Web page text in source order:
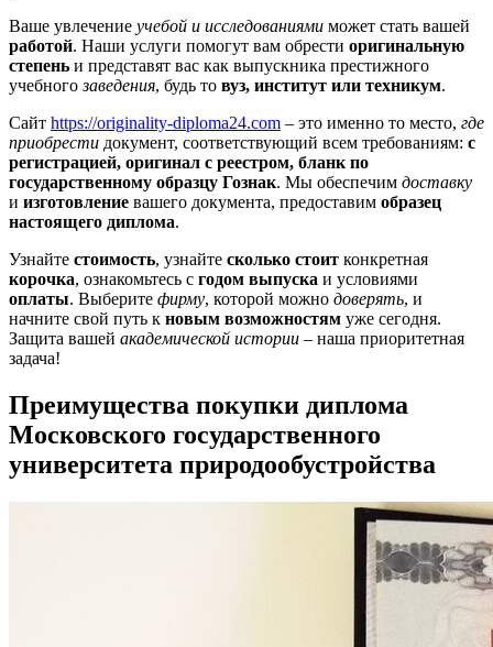
Ваше увлечение учебой и исследованиями может стать вашей
работой. Наши услуги помогут вам обрести оригинальную
степень и представят вас как выпускника престижного
учебногозаведения, будь то вуз, институт или техникум.
Сайт https://originality-diploma24.com – это именно то место, где
приобрести документ, соответствующий всем требованиям: с
регистрацией, оригинал с реестром, бланк по
государственному образцу Гознак. Мы обеспечим доставку
и изготовление вашего документа, предоставим образец
настоящего диплома.
Узнайте стоимость, узнайте сколько стоит конкретная
корочка, ознакомьтесь с годом выпуска и условиями
оплаты. Выберите фирму, которой можно доверять, и
начните свой путь к новым возможностям уже сегодня.
Защита вашей академической истории – наша приоритетная
задача!
Преимущества покупки диплома
Московского государственного
университета природообустройства